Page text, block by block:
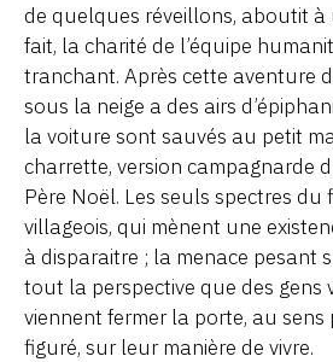
de quelques réveillons, aboutit à
fait, la charité de l’équipe
tranchant. Après cette aventure
sous la neige a des airs
la voiture sont sauvés au petit
charrette, version campagnarde
Père Noël. Les seuls spectres du
villageois, qui mènent une
à disparaitre ; la menace pesant
tout la perspective que des gens
viennent fermer la porte, au sens
figuré, sur leur manière de vivre.